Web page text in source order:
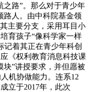
之路”。那么对于青少年
路人。由中科院基金领
主要分支，采用耳目小
育孩子“像科学家一样
记着其正在青少年科创
《权利教育消息科技课
块”讲授要求，并但愿被
机协做能力。连系12
立于2017年，此次